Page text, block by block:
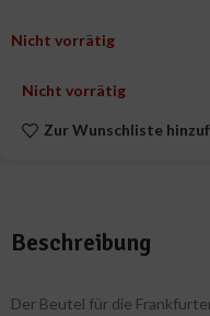
Nicht vorrätig
Nicht vorrätig
Zur Wunschliste
Beschreibung
Der Beutel für die